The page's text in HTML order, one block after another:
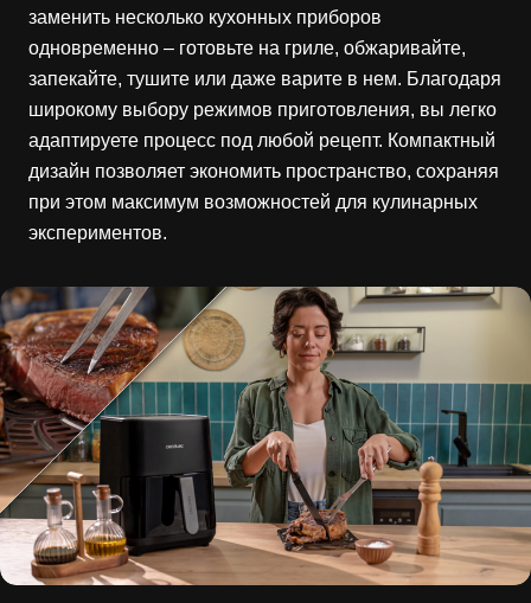
заменить несколько кухонных приборов
одновременно – готовьте на гриле, обжаривайте,
запекайте, тушите или даже варите в нем. Благодаря
широкому выбору режимов приготовления, вы легко
адаптируете процесс под любой рецепт. Компактный
дизайн позволяет экономить пространство, сохраняя
при этом максимум возможностей для кулинарных
экспериментов.